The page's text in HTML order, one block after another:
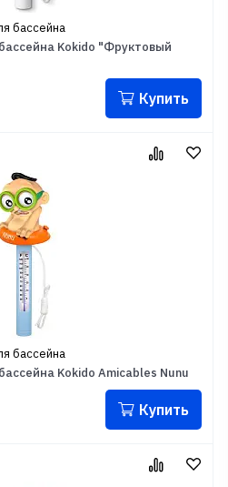
бассейна
Kokido "Фруктовый
Купить
бассейна
Kokido Amicables Nunu
Купить